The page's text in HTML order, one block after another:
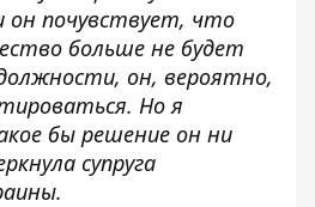
он почувствует, что
больше не будет
он, вероятно,
Но я
бы решение он ни
супруга